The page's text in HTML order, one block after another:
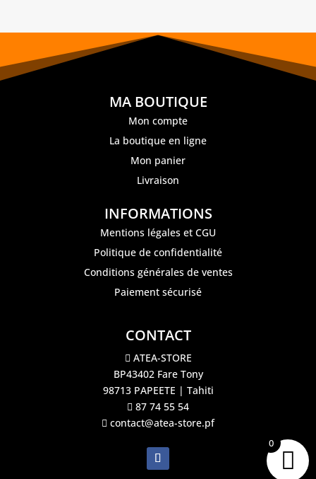
MA BOUTIQUE
Mon compte
La boutique en ligne
Mon panier
Livraison
INFORMATIONS
Mentions légales et CGU
Politique de confidentialité
Conditions générales de ventes
Paiement sécurisé
CONTACT
ATEA-STORE
BP43402 Fare Tony
98713 PAPEETE | Tahiti
87 74 55 54
contact@atea-store.pf
0